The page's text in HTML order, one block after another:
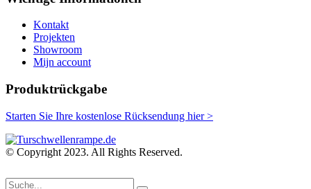
Kontakt
Projekten
Showroom
Mijn account
Produktrückgabe
Starten Sie Ihre kostenlose Rücksendung hier >
© Copyright 2023. All Rights Reserved.